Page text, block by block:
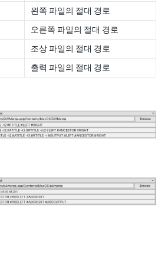
왼쪽 파일의 절대 경로
오른쪽 파일의 절대 경로
조상 파일의 절대 경로
출력 파일의 절대 경로